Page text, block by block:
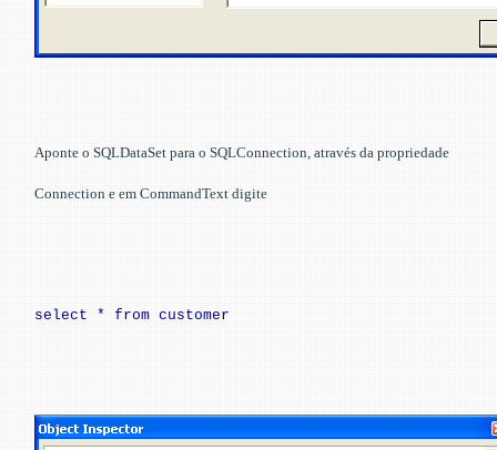
Aponte o SQLDataSet para o SQLConnection, através da propriedade
Connection e em CommandText digite
select * from customer